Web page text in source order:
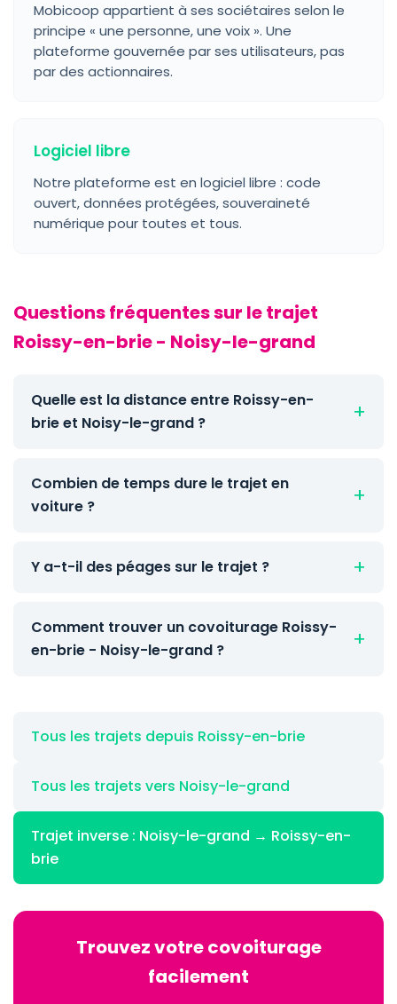
Mobicoop appartient à ses sociétaires selon le
principe « une personne, une voix ». Une
plateforme gouvernée par ses utilisateurs, pas
par des actionnaires.
Logiciel libre
Notre plateforme est en logiciel libre : code
ouvert, données protégées, souveraineté
numérique pour toutes et tous.
Questions fréquentes sur le trajet
Roissy-en-brie - Noisy-le-grand
Quelle est la distance entre Roissy-en-
brie et Noisy-le-grand ?
Combien de temps dure le trajet en
voiture ?
Y a-t-il des péages sur le trajet ?
Comment trouver un covoiturage Roissy-
en-brie - Noisy-le-grand ?
Tous les trajets depuis Roissy-en-brie
Tous les trajets vers Noisy-le-grand
Trajet inverse : Noisy-le-grand → Roissy-en-
brie
Trouvez votre covoiturage
facilement